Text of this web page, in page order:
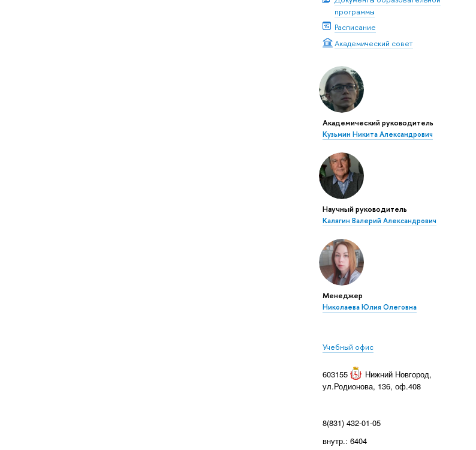
программы
Расписание
Академический совет
Академический руководитель
Кузьмин Никита Александрович
Научный руководитель
Калягин Валерий Александрович
Менеджер
Николаева Юлия Олеговна
Учебный офис
603155 Нижний Новгород,
ул.Родионова, 136, оф.408
8(831) 432-01-05
внутр.: 6404